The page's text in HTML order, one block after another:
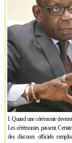
I. Quand une cérémonie
Les cérémonies passent.
des discours officiels